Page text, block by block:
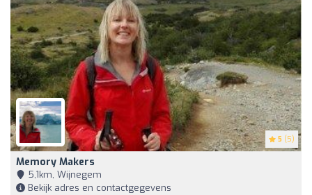
5 (5)
Memory Makers
5,1km, Wijnegem
Bekijk adres en contactgegevens